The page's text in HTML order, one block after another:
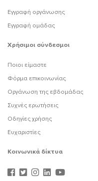
Εγγραφή οργάνωσης
Εγγραφή ομάδας
Χρήσιμοι σύνδεσμοι
Ποιοι είμαστε
Φόρμα επικοινωνίας
Οργάνωση της εβδομάδας
Συχνές ερωτήσεις
Οδηγίες χρήσης
Ευχαριστίες
Κοινωνικά δίκτυα